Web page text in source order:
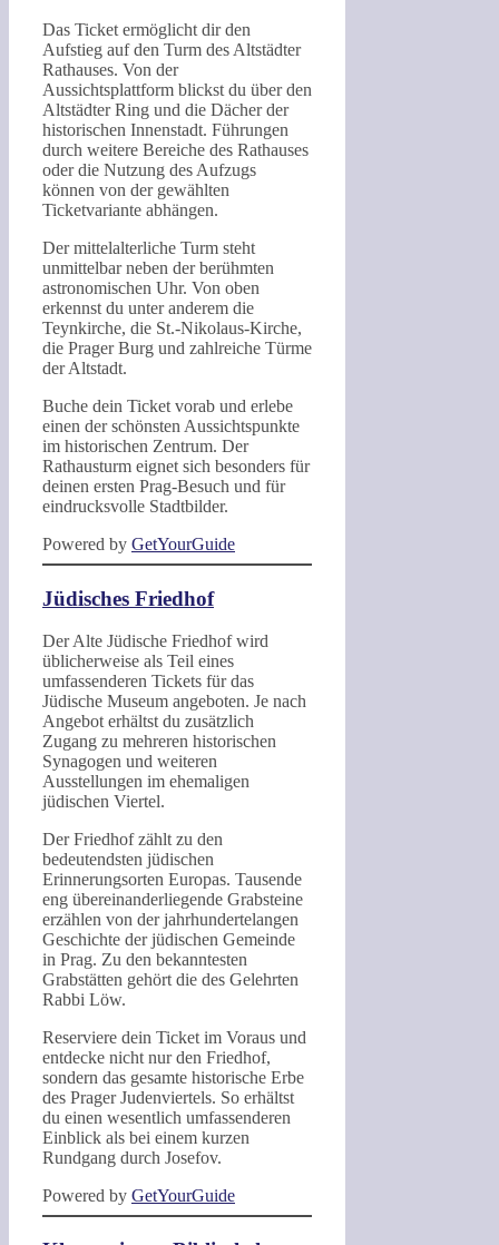
Das Ticket ermöglicht dir den
Aufstieg auf den Turm des Altstädter
Rathauses. Von der
Aussichtsplattform blickst du über den
Altstädter Ring und die Dächer der
historischen Innenstadt. Führungen
durch weitere Bereiche des Rathauses
oder die Nutzung des Aufzugs
können von der gewählten
Ticketvariante abhängen.
Der mittelalterliche Turm steht
unmittelbar neben der berühmten
astronomischen Uhr. Von oben
erkennst du unter anderem die
Teynkirche, die St.-Nikolaus-Kirche,
die Prager Burg und zahlreiche Türme
der Altstadt.
Buche dein Ticket vorab und erlebe
einen der schönsten Aussichtspunkte
im historischen Zentrum. Der
Rathausturm eignet sich besonders für
deinen ersten Prag-Besuch und für
eindrucksvolle Stadtbilder.
Powered by GetYourGuide
Jüdisches Friedhof
Der Alte Jüdische Friedhof wird
üblicherweise als Teil eines
umfassenderen Tickets für das
Jüdische Museum angeboten. Je nach
Angebot erhältst du zusätzlich
Zugang zu mehreren historischen
Synagogen und weiteren
Ausstellungen im ehemaligen
jüdischen Viertel.
Der Friedhof zählt zu den
bedeutendsten jüdischen
Erinnerungsorten Europas. Tausende
eng übereinanderliegende Grabsteine
erzählen von der jahrhundertelangen
Geschichte der jüdischen Gemeinde
in Prag. Zu den bekanntesten
Grabstätten gehört die des Gelehrten
Rabbi Löw.
Reserviere dein Ticket im Voraus und
entdecke nicht nur den Friedhof,
sondern das gesamte historische Erbe
des Prager Judenviertels. So erhältst
du einen wesentlich umfassenderen
Einblick als bei einem kurzen
Rundgang durch Josefov.
Powered by GetYourGuide